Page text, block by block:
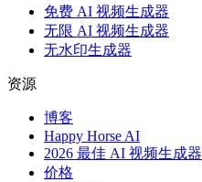
免费 AI 视频生成器
无限 AI 视频生成器
无水印生成器
资源
博客
Happy Horse AI
2026 最佳 AI 视频生成器
价格